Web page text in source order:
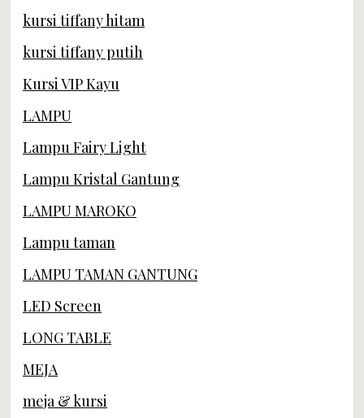
kursi tiffany hitam
kursi tiffany putih
Kursi VIP Kayu
LAMPU
Lampu Fairy Light
Lampu Kristal Gantung
LAMPU MAROKO
Lampu taman
LAMPU TAMAN GANTUNG
LED Screen
LONG TABLE
MEJA
meja & kursi